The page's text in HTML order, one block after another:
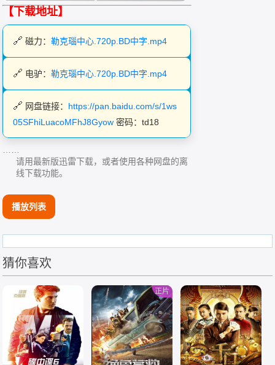
【下载地址】
磁力：勒克瑙中心.720p.BD中字.mp4
电驴：勒克瑙中心.720p.BD中字.mp4
网盘链接： https://pan.baidu.com/s/1ws
05SFhiLuacoMFhJ8Gyow 密码：td18
……
请用最新版迅雷下载，或者使用各种网盘的离
线下载功能。
播放列表
猜你喜欢
正片